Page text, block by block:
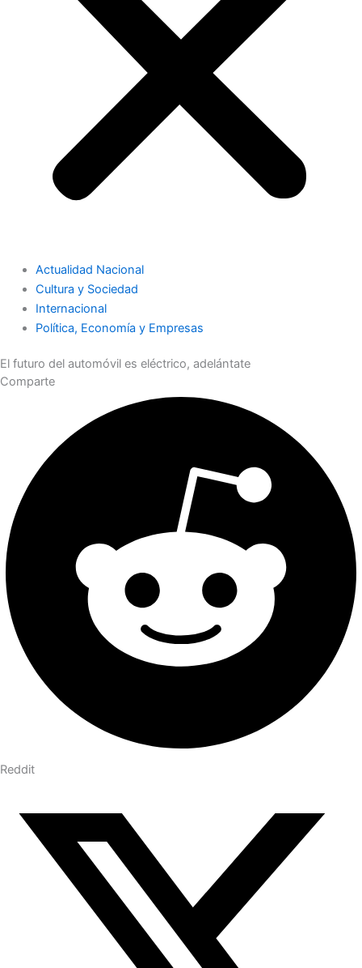
Actualidad Nacional
Cultura y Sociedad
Internacional
Política, Economía y Empresas
El futuro del automóvil es eléctrico, adelántate
Comparte
Reddit